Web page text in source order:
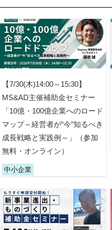
【7/30(木)14:00～15:30】
MS&AD主催補助金セミナー
「10億・100億企業へのロード
マップ～経営者が“今”知るべき
成長戦略と実践例～」（参加
無料・オンライン）
中小企業